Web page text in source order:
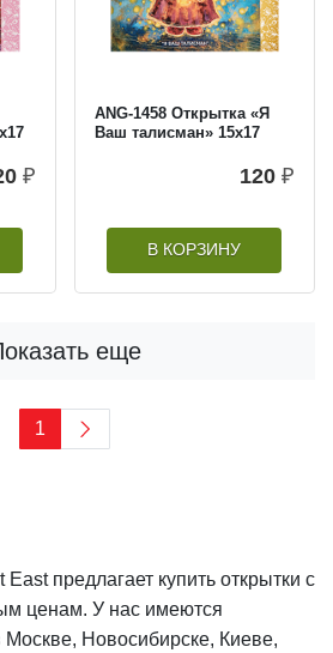
₽
ANG-1458 Открытка «Я
Ваш талисман» 15х17
120 ₽
В КОРЗИНУ
еще
1
предлагает купить открытки с
ценам. У нас имеются
Москве, Новосибирске, Киеве,